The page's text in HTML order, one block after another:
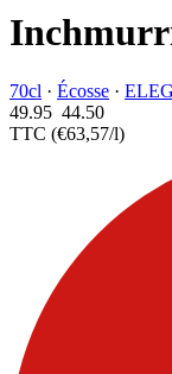
70cl · Écosse ·
49.95 44.50
TTC (€63,57/l)